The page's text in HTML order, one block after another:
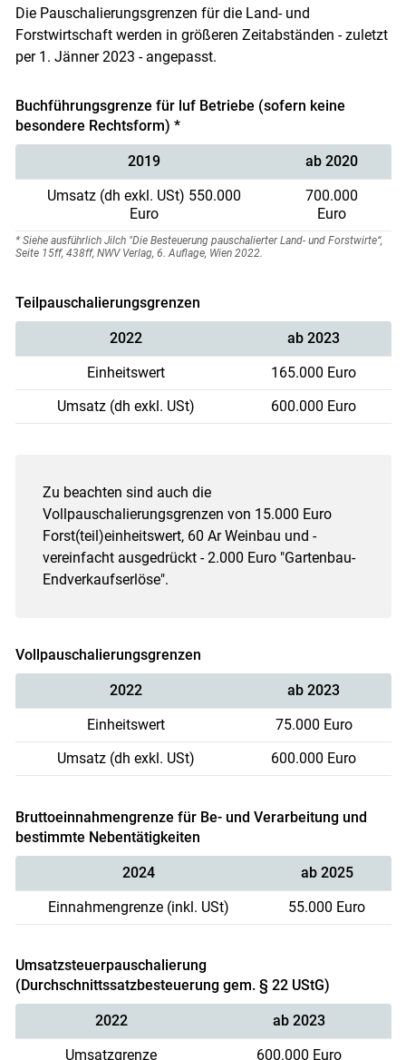
Die Pauschalierungsgrenzen für die Land- und
Forstwirtschaft werden in größeren Zeitabständen - zuletzt
per 1. Jänner 2023 - angepasst.
Buchführungsgrenze für luf Betriebe (sofern keine
besondere Rechtsform) *
2019
ab 2020
Umsatz (dh exkl. USt) 550.000
Euro
700.000
Euro
* Siehe ausführlich Jilch "Die Besteuerung pauschalierter Land- und Forstwirte“,
Seite 15ff, 438ff, NWV Verlag, 6. Auflage, Wien 2022.
Teilpauschalierungsgrenzen
2022
ab 2023
Einheitswert
165.000 Euro
Umsatz (dh exkl. USt)
600.000 Euro
Zu beachten sind auch die
Vollpauschalierungsgrenzen von 15.000 Euro
Forst(teil)einheitswert, 60 Ar Weinbau und -
vereinfacht ausgedrückt - 2.000 Euro "Gartenbau-
Endverkaufserlöse".
Vollpauschalierungsgrenzen
2022
ab 2023
Einheitswert
75.000 Euro
Umsatz (dh exkl. USt)
600.000 Euro
Bruttoeinnahmengrenze für Be- und Verarbeitung und
bestimmte Nebentätigkeiten
2024
ab 2025
Einnahmengrenze (inkl. USt)
55.000 Euro
Umsatzsteuerpauschalierung
(Durchschnittssatzbesteuerung gem. § 22 UStG)
2022
ab 2023
Umsatzgrenze
600.000 Euro